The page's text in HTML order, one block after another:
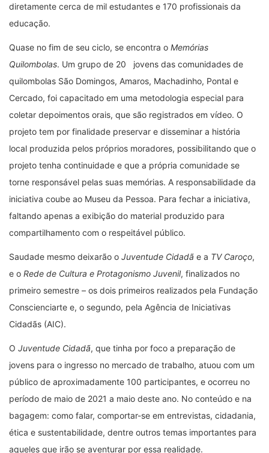
diretamente cerca de mil estudantes e 170 profissionais da
educação.
Quase no fim de seu ciclo, se encontra o Memórias
Quilombolas. Um grupo de 20 jovens das comunidades de
quilombolas São Domingos, Amaros, Machadinho, Pontal e
Cercado, foi capacitado em uma metodologia especial para
coletar depoimentos orais, que são registrados em vídeo. O
projeto tem por finalidade preservar e disseminar a história
local produzida pelos próprios moradores, possibilitando que o
projeto tenha continuidade e que a própria comunidade se
torne responsável pelas suas memórias. A responsabilidade da
iniciativa coube ao Museu da Pessoa. Para fechar a iniciativa,
faltando apenas a exibição do material produzido para
compartilhamento com o respeitável público.
Saudade mesmo deixarão o Juventude Cidadã e a TV Caroço,
e o Rede de Cultura e Protagonismo Juvenil, finalizados no
primeiro semestre – os dois primeiros realizados pela Fundação
Conscienciarte e, o segundo, pela Agência de Iniciativas
Cidadãs (AIC).
O Juventude Cidadã, que tinha por foco a preparação de
jovens para o ingresso no mercado de trabalho, atuou com um
público de aproximadamente 100 participantes, e ocorreu no
período de maio de 2021 a maio deste ano. No conteúdo e na
bagagem: como falar, comportar-se em entrevistas, cidadania,
ética e sustentabilidade, dentre outros temas importantes para
aqueles que irão se aventurar por essa realidade.